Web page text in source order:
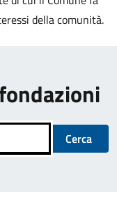
della comunità.
Cerca